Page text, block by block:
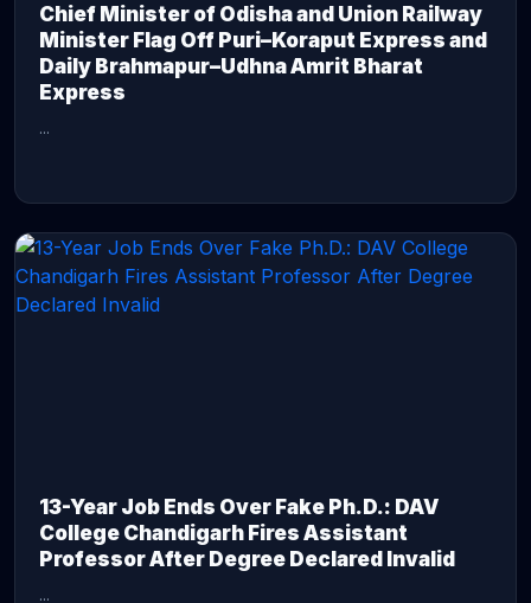
Chief Minister of Odisha and Union Railway
Minister Flag Off Puri–Koraput Express and
Daily Brahmapur–Udhna Amrit Bharat
Express
...
13-Year Job Ends Over Fake Ph.D.: DAV
College Chandigarh Fires Assistant
Professor After Degree Declared Invalid
...